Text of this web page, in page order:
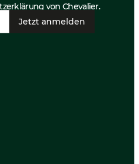
von Chevalier.
Jetzt anmelden